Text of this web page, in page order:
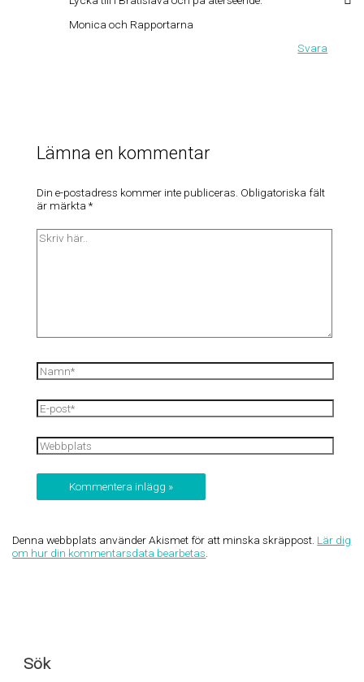
Monica och Rapportarna
Svara
Lämna en kommentar
Din e-postadress kommer inte publiceras. Obligatoriska fält
är märkta *
Skriv
Namn*
E-
post*
Webbplats
Denna webbplats använder Akismet för att minska skräppost. Lär dig
om hur din kommentarsdata bearbetas.
Sök